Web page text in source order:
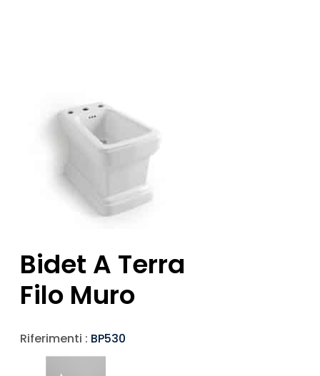
Bidet A Terra
Filo Muro
Riferimenti : BP530